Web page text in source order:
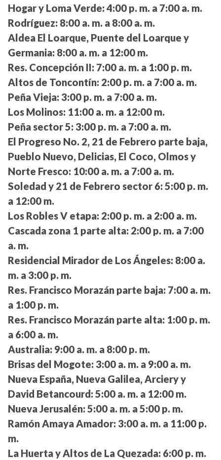
Hogar y Loma Verde: 4:00 p. m. a 7:00 a. m.
Rodríguez: 8:00 a. m. a 8:00 a. m.
Aldea El Loarque, Puente del Loarque y
Germania: 8:00 a. m. a 12:00 m.
Res. Concepción II: 7:00 a. m. a 1:00 p. m.
Altos de Toncontín: 2:00 p. m. a 7:00 a. m.
Peña Vieja: 3:00 p. m. a 7:00 a. m.
Los Molinos: 11:00 a. m. a 12:00 m.
Peña sector 5: 3:00 p. m. a 7:00 a. m.
El Progreso No. 2, 21 de Febrero parte baja,
Pueblo Nuevo, Delicias, El Coco, Olmos y
Norte Fresco: 10:00 a. m. a 7:00 a. m.
Soledad y 21 de Febrero sector 6: 5:00 p. m.
a 12:00 m.
Los Robles V etapa: 2:00 p. m. a 2:00 a. m.
Cascada zona 1 parte alta: 2:00 p. m. a 7:00
a. m.
Residencial Mirador de Los Ángeles: 8:00 a.
m. a 3:00 p. m.
Res. Francisco Morazán parte baja: 7:00 a. m.
a 1:00 p. m.
Res. Francisco Morazán parte alta: 1:00 p. m.
a 6:00 a. m.
Australia: 9:00 a. m. a 8:00 p. m.
Brisas del Mogote: 3:00 a. m. a 9:00 a. m.
Nueva España, Nueva Galilea, Arciery y
David Betancourd: 5:00 a. m. a 12:00 m.
Nueva Jerusalén: 5:00 a. m. a 5:00 p. m.
Ramón Amaya Amador: 3:00 a. m. a 11:00 p.
m.
La Huerta y Altos de La Quezada: 6:00 p. m.